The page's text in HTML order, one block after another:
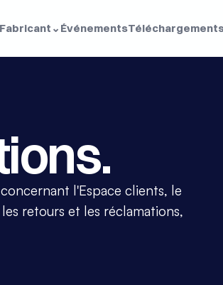
Fabricant ⌄ Événements
l'Espace clients, le
retours et les réclamations,